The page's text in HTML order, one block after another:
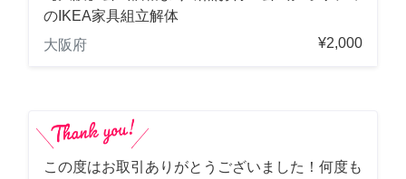
のIKEA家具組立解体
大阪府
¥2,000
この度はお取引ありがとうございました！何度も